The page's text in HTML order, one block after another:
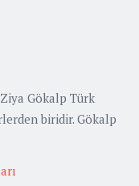
Gökalp Türk
biridir. Gökalp